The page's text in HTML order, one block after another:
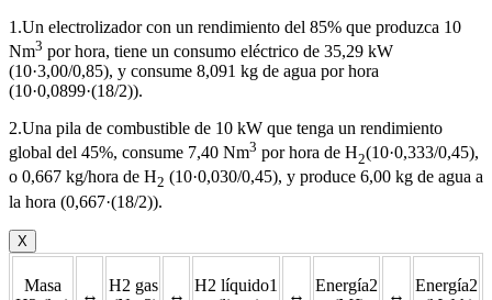
1.Un electrolizador con un rendimiento del 85% que produzca 10
Nm3 por hora, tiene un consumo eléctrico de 35,29 kW
(10·3,00/0,85), y consume 8,091 kg de agua por hora
(10·0,0899·(18/2)).
2.Una pila de combustible de 10 kW que tenga un rendimiento
global del 45%, consume 7,40 Nm3 por hora de H2(10·0,333/0,45),
o 0,667 kg/hora de H2 (10·0,030/0,45), y produce 6,00 kg de agua a
la hora (0,667·(18/2)).
X
Masa
↔
H2 gas
↔
H2 líquido1
↔
Energía2
↔
Energía2